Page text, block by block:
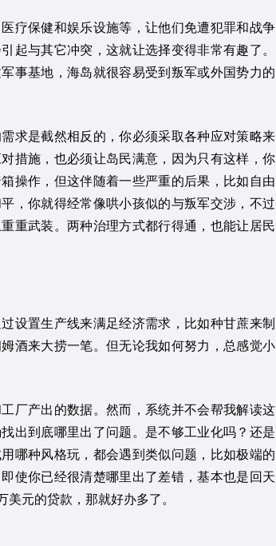
疗保健和娱乐设施等，让他们免遭犯罪和战争
起与其它冲突，这就让选择变得非常有趣了。
事基地，海岛就很容易受到叛军或外国势力的
求是截然相反的，你必须采取各种应对策略来
措施，也必须让岛民满意，因为只有这样，你
操作，但这伴随着一些严重的后果，比如自由
，你就得经常像哄小孩似的与叛军交涉，不过
重武装。两种治理方式都行得通，也能让居民
设置生产线来满足经济需求，比如种甘蔗来制
酒来大捞一笔。但无论我如何努力，总感觉小
厂产出的数据。然而，系统并不会帮我解读这
出到底哪里出了问题。是不够工业化吗？还是
哪种风格玩，都会遇到类似问题，比如极端的
使你已经很清楚哪里出了差错，基本也是回天
元的贷款，那就好办多了。